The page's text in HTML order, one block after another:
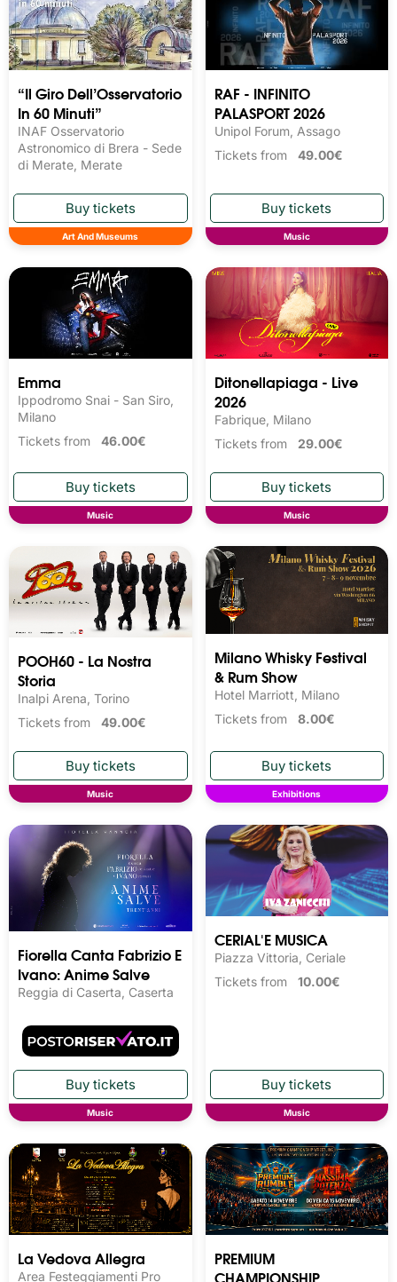
“Il Giro Dell’Osservatorio
In 60 Minuti”
INAF Osservatorio
Astronomico di Brera - Sede
di Merate, Merate
Art And Museums
RAF - INFINITO
PALASPORT 2026
Unipol Forum, Assago
Tickets from 49.00€
Music
Emma
Ippodromo Snai - San Siro,
Milano
Tickets from 46.00€
Music
Ditonellapiaga - Live
2026
Fabrique, Milano
Tickets from 29.00€
Music
POOH60 - La Nostra
Storia
Inalpi Arena, Torino
Tickets from 49.00€
Music
Milano Whisky Festival
& Rum Show
Hotel Marriott, Milano
Tickets from 8.00€
Exhibitions
Fiorella Canta Fabrizio E
Ivano: Anime Salve
Reggia di Caserta, Caserta
Music
CERIAL'E MUSICA
Piazza Vittoria, Ceriale
Tickets from 10.00€
Music
La Vedova Allegra
Area Festeggiamenti Pro
PREMIUM
CHAMPIONSHIP